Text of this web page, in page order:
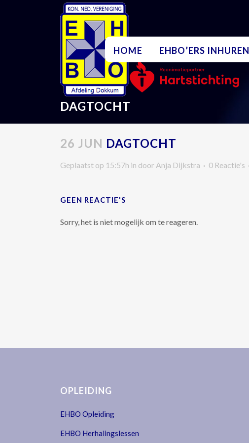
HOME EHBO’ERS INHUREN
DAGTOCHT
26 JUN DAGTOCHT
Geplaatst op 15:57h in door Anja Dijkstra 0 Reactie's
GEEN REACTIE'S
Sorry, het is niet mogelijk om te reageren.
OPLEIDING
EHBO Opleiding
EHBO Herhalingslessen